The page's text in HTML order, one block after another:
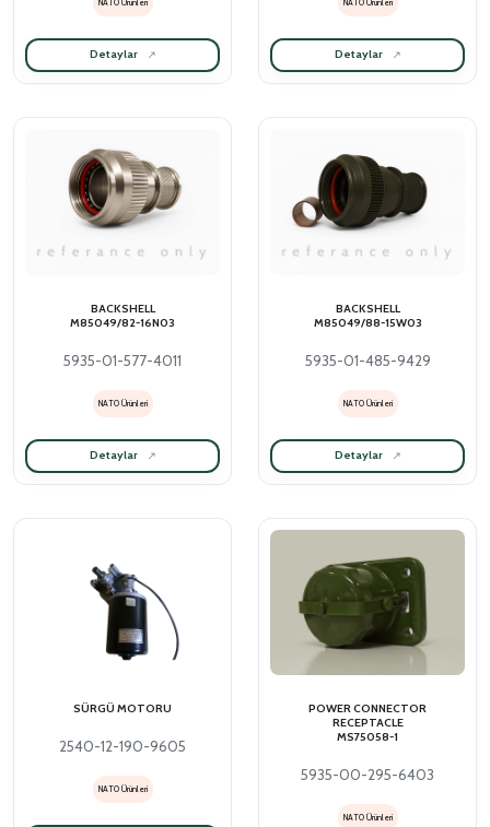
NATO Ürünleri
Detaylar
NATO Ürünleri
Detaylar
BACKSHELL
M85049/82-16N03
5935-01-577-4011
NATO Ürünleri
Detaylar
BACKSHELL
M85049/88-15W03
5935-01-485-9429
NATO Ürünleri
Detaylar
SÜRGÜ MOTORU
2540-12-190-9605
NATO Ürünleri
POWER CONNECTOR
RECEPTACLE
MS75058-1
5935-00-295-6403
NATO Ürünleri